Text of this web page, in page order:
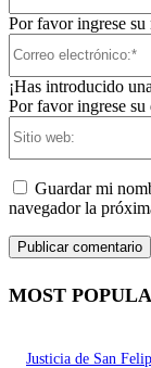
Por favor ingrese su
¡Has introducido
Por favor ingrese
Guardar mi
navegador la
MOST
Justicia de San